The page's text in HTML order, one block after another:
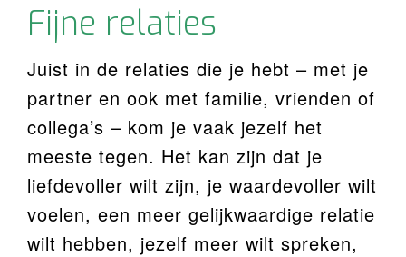
Fijne relaties
Juist in de relaties die je hebt – met je
partner en ook met familie, vrienden of
collega’s – kom je vaak jezelf het
meeste tegen. Het kan zijn dat je
liefdevoller wilt zijn, je waardevoller wilt
voelen, een meer gelijkwaardige relatie
wilt hebben, jezelf meer wilt spreken,